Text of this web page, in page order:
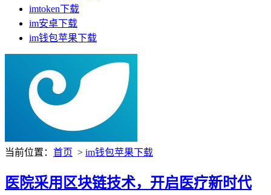
imtoken下载
im安卓下载
im钱包苹果下载
当前位置： 首页 > im钱包苹果下载
医院采用区块链技术，开启医疗新时代